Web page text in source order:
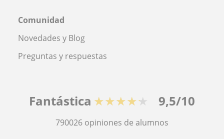
Comunidad
Novedades y Blog
Preguntas y respuestas
Fantástica ★★★★★ 9,5/10
790026 opiniones de alumnos